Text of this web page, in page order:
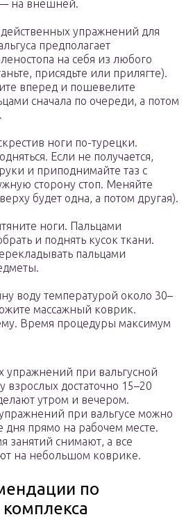
— на внешней.
упражнений для
предполагает
на себя из любого
присядьте или прилягте).
вперед и пошевелите
сначала по очереди, а потом
ноги по-турецки.
Если не получается,
и приподнимайте таз с
сторону стоп. Меняйте
будет одна, а потом другая).
ноги. Пальцами
и поднять кусок ткани.
пальцами
воду температурой около 30–
массажный коврик.
Время процедуры максимум
упражнений при вальгусной
достаточно 15–20
утром и вечером.
при вальгусе можно
дня прямо на рабочем месте.
занятий снимают, а все
на небольшом коврике.
по